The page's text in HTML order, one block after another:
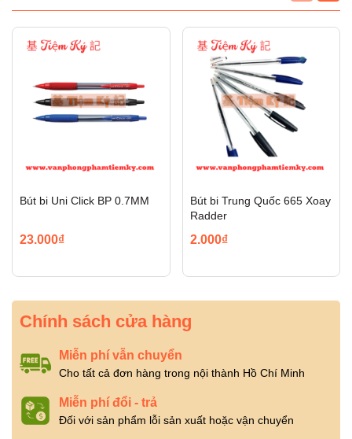
Bút bi Uni Click BP 0.7MM
23.000₫
Bút bi Trung Quốc 665 Xoay
Radder
2.000₫
Chính sách cửa hàng
Miễn phí vẫn chuyển
Cho tất cả đơn hàng trong nội thành Hồ Chí Minh
Miễn phí đổi - trả
Đối với sản phẩm lỗi sản xuất hoặc vận chuyển